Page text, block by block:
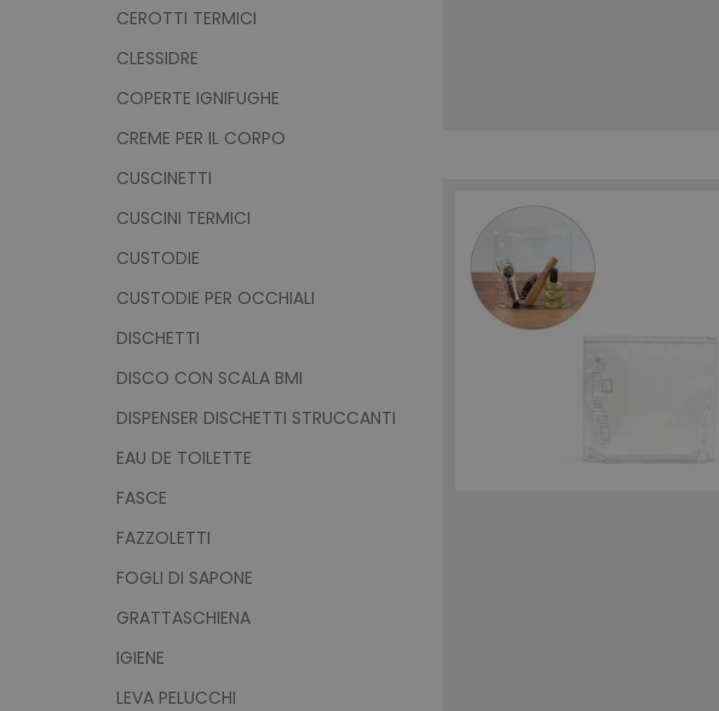
CEROTTI TERMICI
CLESSIDRE
COPERTE IGNIFUGHE
CREME PER IL CORPO
CUSCINETTI
CUSCINI TERMICI
CUSTODIE
CUSTODIE PER OCCHIALI
DISCHETTI
DISCO CON SCALA BMI
DISPENSER DISCHETTI STRUCCANTI
EAU DE TOILETTE
FASCE
FAZZOLETTI
FOGLI DI SAPONE
GRATTASCHIENA
IGIENE
LEVA PELUCCHI